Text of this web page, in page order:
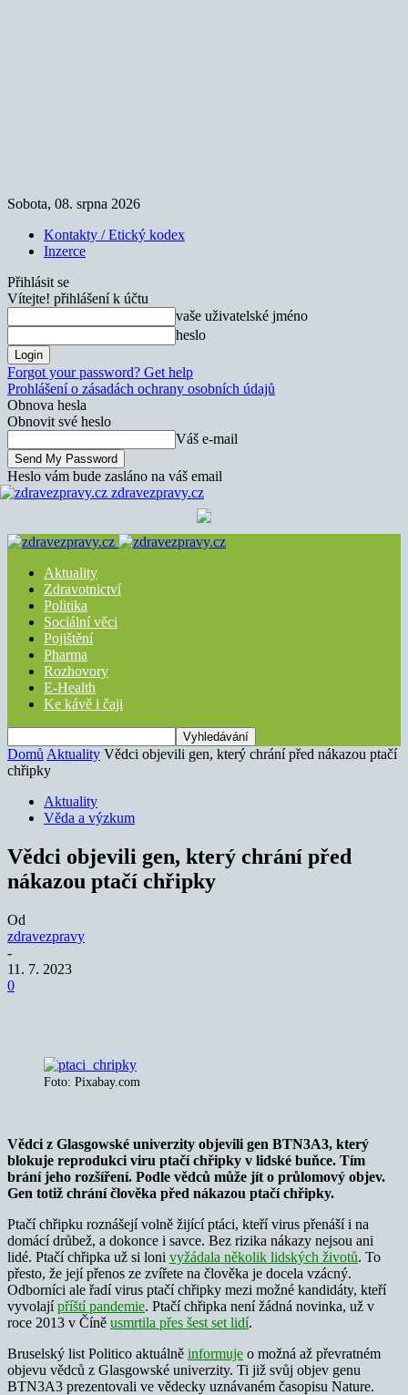
Sobota, 08. srpna 2026
Kontakty / Etický kodex
Inzerce
Přihlásit se
Vítejte! přihlášení k účtu
vaše uživatelské jméno
heslo
Forgot your password? Get help
Prohlášení o zásadách ochrany osobních údajů
Obnova hesla
Obnovit své heslo
Váš e-mail
Heslo vám bude zasláno na váš email
zdravezpravy.cz
Aktuality
Zdravotnictví
Politika
Sociální věci
Pojištění
Pharma
Rozhovory
E-Health
Ke kávě i čaji
Domů Aktuality Vědci objevili gen, který chrání před nákazou ptačí
chřipky
Aktuality
Věda a výzkum
Vědci objevili gen, který chrání před
nákazou ptačí chřipky
Od
zdravezpravy
-
11. 7. 2023
0
Foto: Pixabay.com
Vědci z Glasgowské univerzity objevili gen BTN3A3, který
blokuje reprodukci viru ptačí chřipky v lidské buňce. Tím
brání jeho rozšíření. Podle vědců může jít o průlomový objev.
Gen totiž chrání člověka před nákazou ptačí chřipky.
Ptačí chřipku roznášejí volně žijící ptáci, kteří virus přenáší i na
domácí drůbež, a dokonce i savce. Bez rizika nákazy nejsou ani
lidé. Ptačí chřipka už si loni vyžádala několik lidských životů. To
přesto, že její přenos ze zvířete na člověka je docela vzácný.
Odborníci ale řadí virus ptačí chřipky mezi možné kandidáty, kteří
vyvolajípříští pandemie. Ptačí chřipka není žádná novinka, už v
roce 2013 v Číně usmrtila přes šest set lidí.
Bruselský list Politico aktuálně informuje o možná až převratném
objevu vědců z Glasgowské univerzity. Ti již svůj objev genu
BTN3A3 prezentovali ve vědecky uznávaném časopisu Nature.